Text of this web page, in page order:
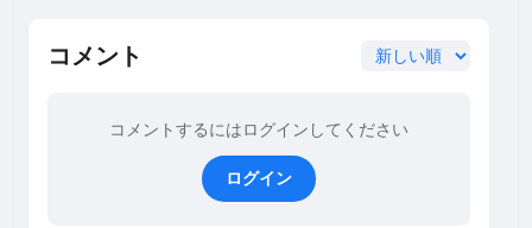
コメント
コメントするにはログインしてください
ログイン